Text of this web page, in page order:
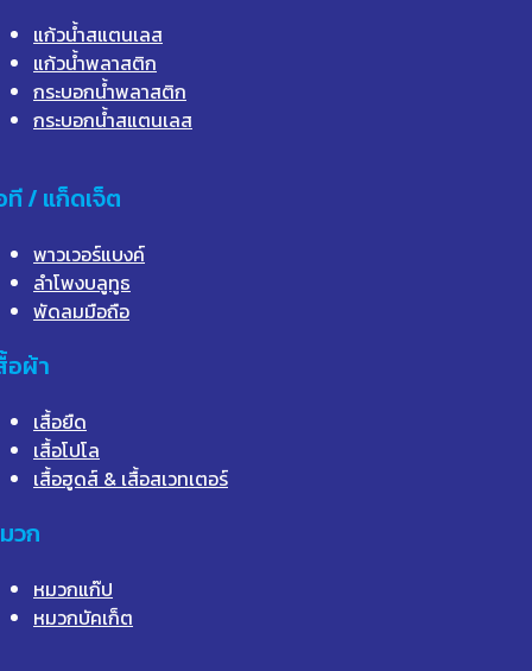
แก้วน้ำสแตนเลส
แก้วน้ำพลาสติก
กระบอกน้ำพลาสติก
กระบอกน้ำสแตนเลส
ที / แก็ดเจ็ต
พาวเวอร์แบงค์
ลำโพงบลูทูธ
พัดลมมือถือ
อผ้า
เสื้อยืด
เสื้อโปโล
เสื้อฮูดส์ & เสื้อสเวทเตอร์
วก
หมวกแก๊ป
หมวกบัคเก็ต